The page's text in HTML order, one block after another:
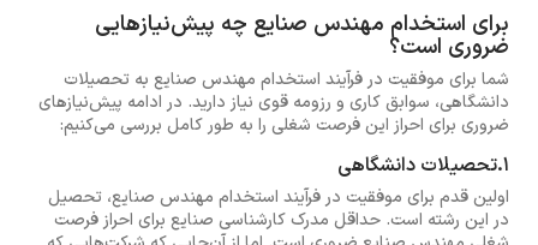
برای استخدام مهندس صنایع چه پیش‌نیازهایی
ضروری است؟
شما برای موفقیت در فرآیند استخدام مهندس صنایع به تحصیلات
دانشگاهی، سوابق کاری و رزومه قوی نیاز دارید. در ادامه پیش‌نیازهای
ضروری برای احراز این فرصت شغلی را به طور کامل بررسی می‌کنیم:
1.تحصیلات دانشگاهی
اولین قدم برای موفقیت در فرآیند استخدام مهندس صنایع، تحصیل
در این رشته است. حداقل مدرک کارشناسی صنایع برای احراز فرصت